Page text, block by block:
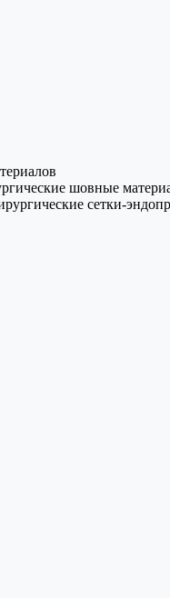
шовные
сетки-